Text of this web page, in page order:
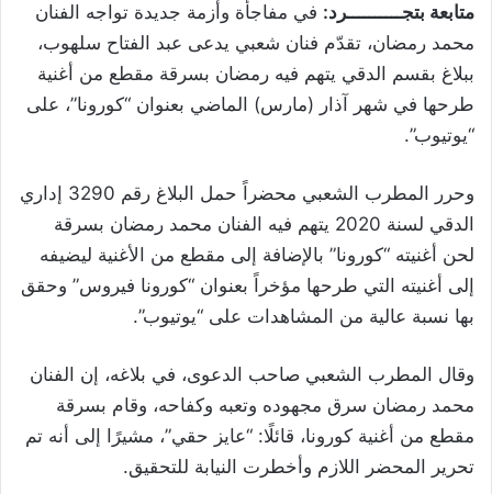
متابعة بتجــــــــــرد: في مفاجأة وأزمة جديدة تواجه الفنان
محمد رمضان، تقدّم فنان شعبي يدعى عبد الفتاح سلهوب،
ببلاغ بقسم الدقي يتهم فيه رمضان بسرقة مقطع من أغنية
طرحها في شهر آذار (مارس) الماضي بعنوان “كورونا”، على
“يوتيوب”.
وحرر المطرب الشعبي محضراً حمل البلاغ رقم 3290 إداري
الدقي لسنة 2020 يتهم فيه الفنان محمد رمضان بسرقة
لحن أغنيته “كورونا” بالإضافة إلى مقطع من الأغنية ليضيفه
إلى أغنيته التي طرحها مؤخراً بعنوان “كورونا فيروس” وحقق
بها نسبة عالية من المشاهدات على “يوتيوب”.
وقال المطرب الشعبي صاحب الدعوى، في بلاغه، إن الفنان
محمد رمضان سرق مجهوده وتعبه وكفاحه، وقام بسرقة
مقطع من أغنية كورونا، قائلًا: “عايز حقي”، مشيرًا إلى أنه تم
تحرير المحضر اللازم وأخطرت النيابة للتحقيق.